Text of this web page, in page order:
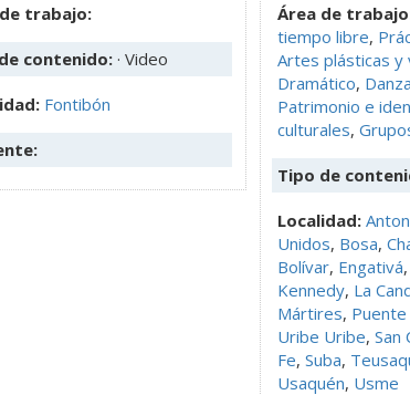
trabajo:
contenido: · Video
Fontibón
Área de
tiempo libre,
Artes plásticas y
Dramático, Danza
Patrimonio e
culturales,
Tipo de
Localidad:
Unidos, Bosa,
Bolívar, Engativá,
Kennedy, La
Mártires, Puente
Uribe Uribe, San
Fe, Suba,
Usaquén, Usme